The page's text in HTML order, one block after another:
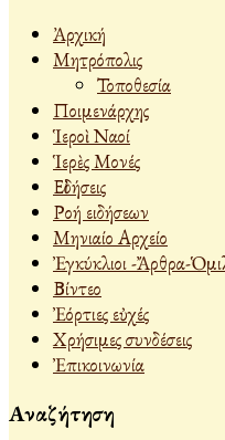
Ἀρχική
Μητρόπολις
Τοποθεσία
Ποιμενάρχης
Ἱεροὶ Ναοί
Ἱερὲς Μονές
Εἰδήσεις
Ροή ειδήσεων
Μηνιαίο Αρχείο
Ἐγκύκλιοι -Ἄρθρα-
Βίντεο
Ἐόρτιες εὐχές
Χρήσιμες συνδέσεις
Ἐπικοινωνία
Αναζήτηση